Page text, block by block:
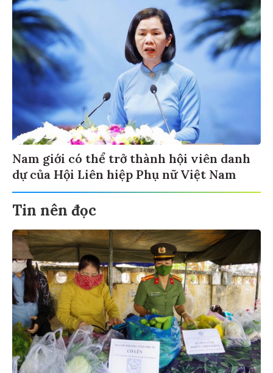
Nam giới có thể trở thành hội viên danh
dự của Hội Liên hiệp Phụ nữ Việt Nam
Tin nên đọc